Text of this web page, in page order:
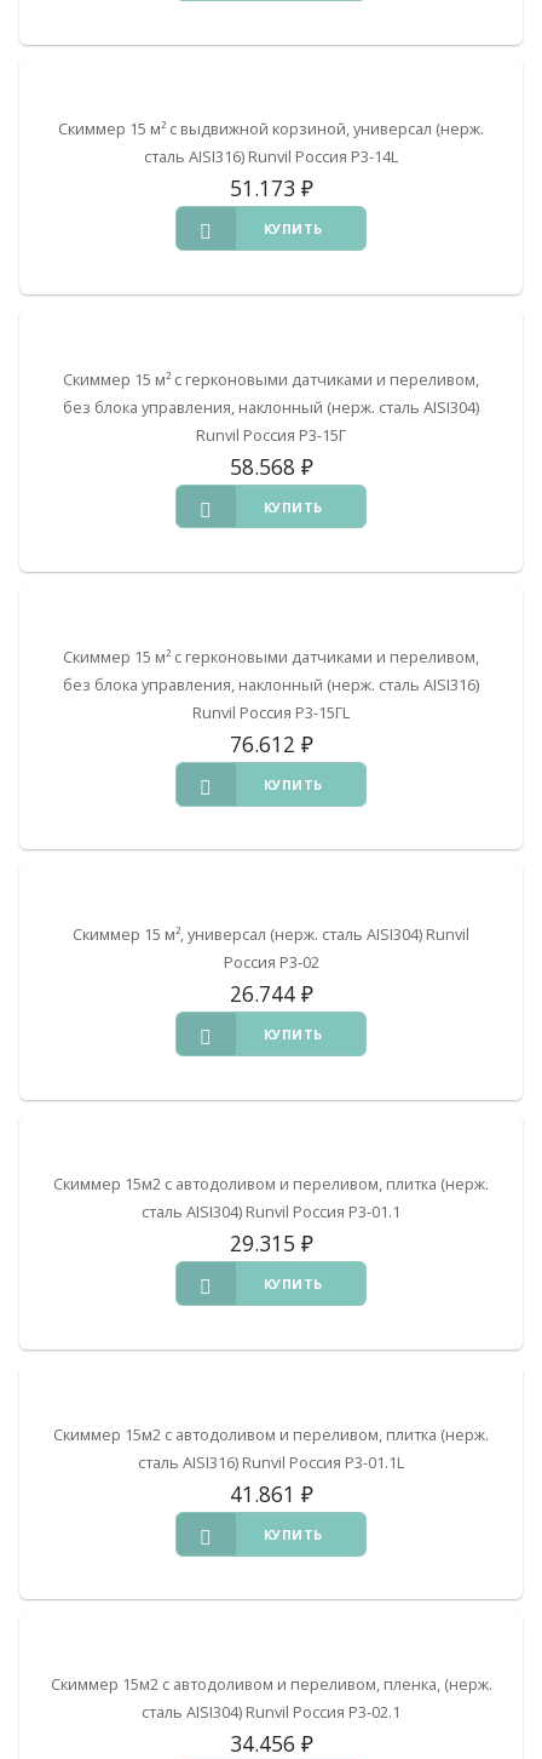
Скиммер 15 м² с выдвижной корзиной, универсал (нерж.
сталь AISI316) Runvil Россия Р3-14L
51.173 ₽
КУПИТЬ
Скиммер 15 м² с герконовыми датчиками и переливом,
без блока управления, наклонный (нерж. сталь AISI304)
Runvil Россия Р3-15Г
58.568 ₽
КУПИТЬ
Скиммер 15 м² с герконовыми датчиками и переливом,
без блока управления, наклонный (нерж. сталь AISI316)
Runvil Россия Р3-15ГL
76.612 ₽
КУПИТЬ
Скиммер 15 м², универсал (нерж. сталь AISI304) Runvil
Россия Р3-02
26.744 ₽
КУПИТЬ
Скиммер 15м2 с автодоливом и переливом, плитка (нерж.
сталь AISI304) Runvil Россия Р3-01.1
29.315 ₽
КУПИТЬ
Скиммер 15м2 с автодоливом и переливом, плитка (нерж.
сталь AISI316) Runvil Россия Р3-01.1L
41.861 ₽
КУПИТЬ
Скиммер 15м2 с автодоливом и переливом, пленка, (нерж.
сталь AISI304) Runvil Россия Р3-02.1
34.456 ₽